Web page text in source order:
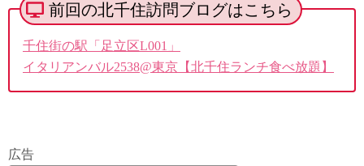
前回の北千住訪問ブログはこちら
千住街の駅「足立区L001」
イタリアンバル2538@東京【北千住ランチ食べ放題】
広告